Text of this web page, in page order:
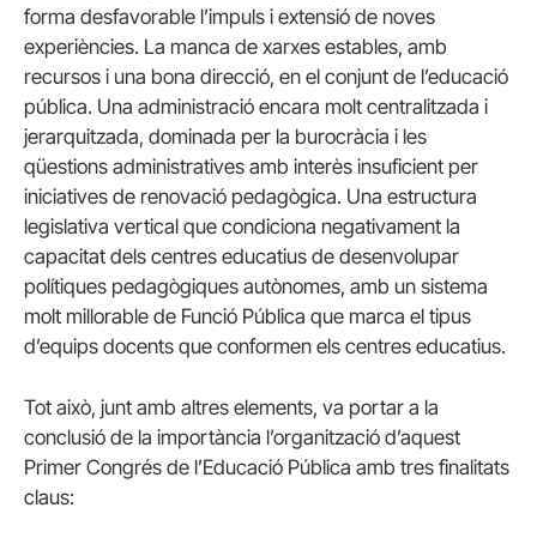
forma desfavorable l’impuls i extensió de noves
experiències. La manca de xarxes estables, amb
recursos i una bona direcció, en el conjunt de l’educació
pública. Una administració encara molt centralitzada i
jerarquitzada, dominada per la burocràcia i les
qüestions administratives amb interès insuficient per
iniciatives de renovació pedagògica. Una estructura
legislativa vertical que condiciona negativament la
capacitat dels centres educatius de desenvolupar
polítiques pedagògiques autònomes, amb un sistema
molt millorable de Funció Pública que marca el tipus
d’equips docents que conformen els centres educatius.
Tot això, junt amb altres elements, va portar a la
conclusió de la importància l’organització d’aquest
Primer Congrés de l’Educació Pública amb tres finalitats
claus: